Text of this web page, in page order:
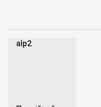
alp2